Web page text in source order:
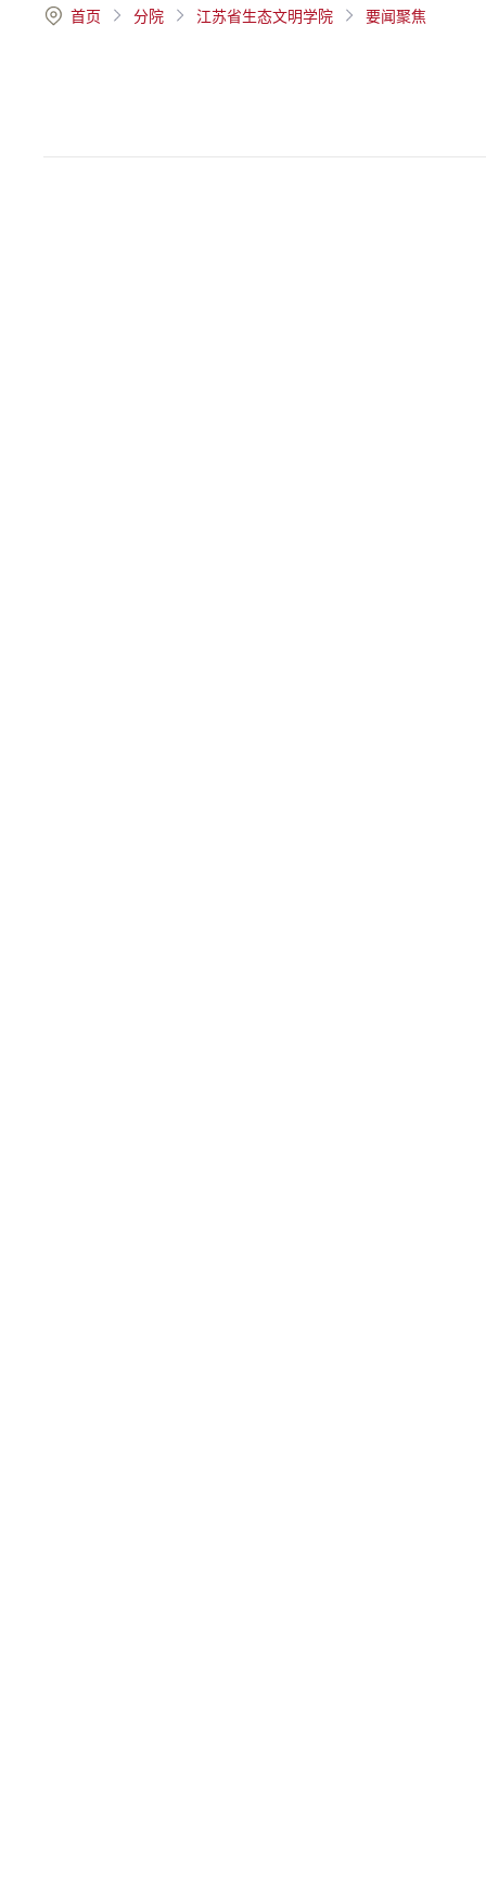
首页 分院 江苏省生态文明学院 要闻聚焦